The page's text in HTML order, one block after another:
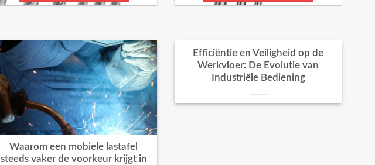
Waarom een mobiele lastafel
steeds vaker de voorkeur krijgt in
Efficiëntie en Veiligheid op de
Werkvloer: De Evolutie van
Industriële Bediening